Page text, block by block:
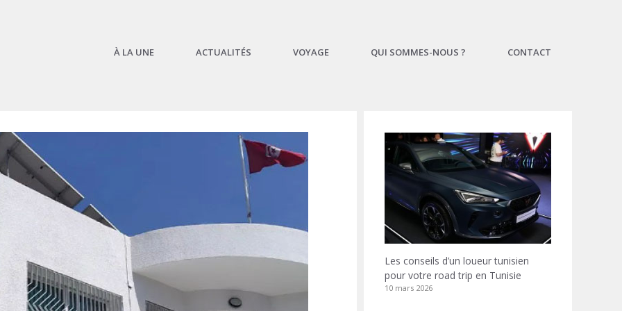
À LA UNE ACTUALITÉS VOYAGE QUI SOMMES-NOUS ? CONTACT
Les conseils d’un loueur tunisien
pour votre road trip en Tunisie
10 mars 2026